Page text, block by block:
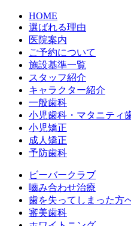
HOME
選ばれる理由
医院案内
ご予約について
施設基準一覧
スタッフ紹介
キャラクター紹介
一般歯科
小児歯科・マタニティ
小児矯正
成人矯正
予防歯科
ビーバークラブ
嚙み合わせ治療
歯を失ってしまった方
審美歯科